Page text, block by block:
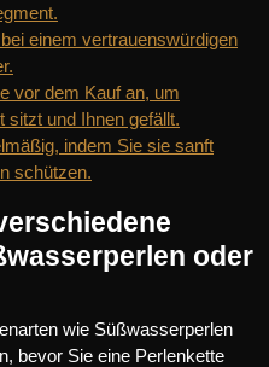
einem vertrauenswürdigen
vor dem Kauf an, um
und Ihnen gefällt.
indem Sie sie sanft
schützen.
oder
wie Süßwasserperlen
bevor Sie eine Perlenkette